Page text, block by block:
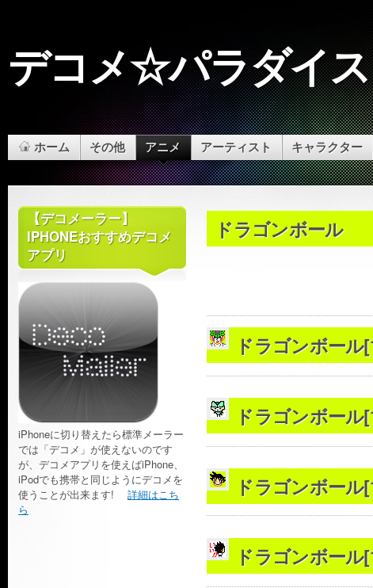
デコメ☆パラダイス
ホーム その他 アニメ アーティスト キャラクター
ドラゴンボール
ドラゴンボール
ドラゴンボール
ドラゴンボール
ドラゴンボール
【デコメーラー】
IPHONEおすすめデコメ
アプリ
iPhoneに切り替えたら標準メーラー
では「デコメ」が使えないのです
が、デコメアプリを使えばiPhone、
iPodでも携帯と同じようにデコメを
使うことが出来ます! 詳細はこち
ら